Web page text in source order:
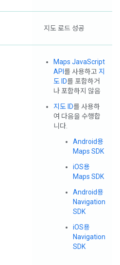
지도 로드 성공
Maps JavaScript
API 를 사용하고 지
도 ID를 포함하거
나 포함하지 않음
지도 ID를 사용하
여 다음을 수행합
니다.
Android용
Maps SDK
iOS용
Maps SDK
Android용
Navigation
SDK
iOS용
Navigation
SDK